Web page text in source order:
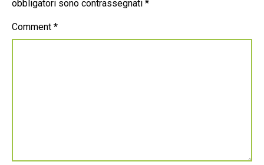
obbligatori sono contrassegnati *
Comment *